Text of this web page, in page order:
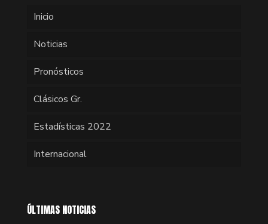
Inicio
Noticias
Pronósticos
Clásicos Gr.
Estadísticas 2022
Internacional
ÚLTIMAS NOTICIAS